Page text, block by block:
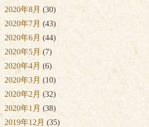
2020年8月 (30)
2020年7月 (43)
2020年6月 (44)
2020年5月 (7)
2020年4月 (6)
2020年3月 (10)
2020年2月 (32)
2020年1月 (38)
2019年12月 (35)